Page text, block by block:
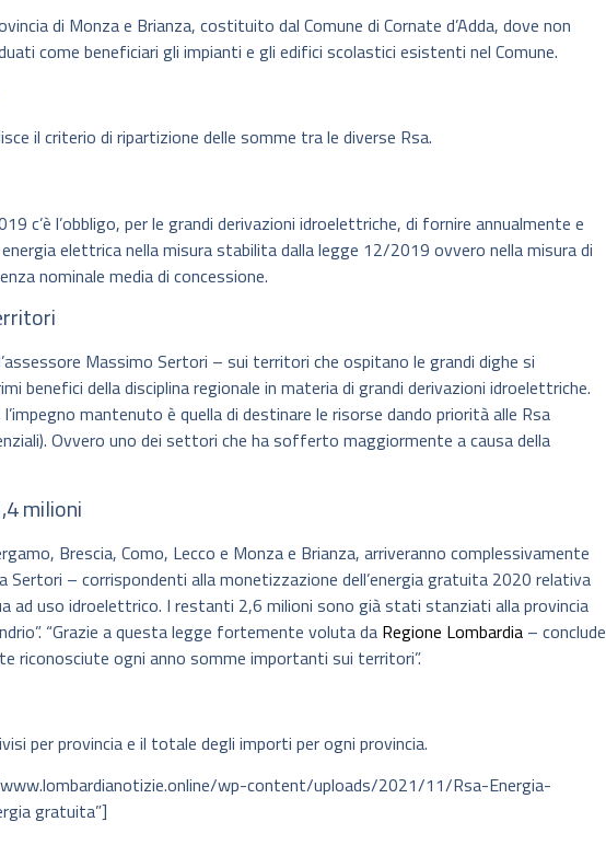
di Monza e Brianza, costituito dal Comune di Cornate d’Adda, dove non
come beneficiari gli impianti e gli edifici scolastici esistenti nel Comune.
il criterio di ripartizione delle somme tra le diverse Rsa.
c’è l’obbligo, per le grandi derivazioni idroelettriche, di fornire annualmente e
elettrica nella misura stabilita dalla legge 12/2019 ovvero nella misura di
nominale media di concessione.
Massimo Sertori – sui territori che ospitano le grandi dighe si
benefici della disciplina regionale in materia di grandi derivazioni idroelettriche.
mantenuto è quella di destinare le risorse dando priorità alle Rsa
Ovvero uno dei settori che ha sofferto maggiormente a causa della
milioni
Brescia, Como, Lecco e Monza e Brianza, arriveranno complessivamente
Sertori – corrispondenti alla monetizzazione dell’energia gratuita 2020 relativa
ad uso idroelettrico. I restanti 2,6 milioni sono già stati stanziati alla provincia
“Grazie a questa legge fortemente voluta da Regione Lombardia – conclude
riconosciute ogni anno somme importanti sui territori”.
per provincia e il totale degli importi per ogni provincia.
wp-content/uploads/2021/11/Rsa-Energia-
gratuita”]